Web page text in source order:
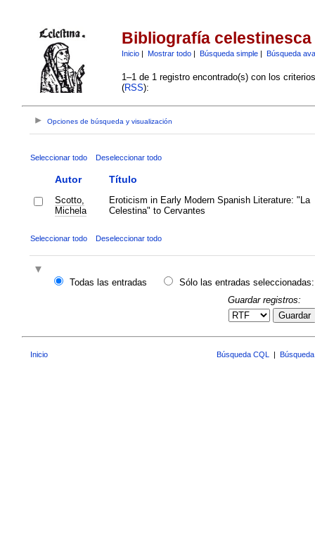
Bibliografía celestinesca
Inicio| Mostrar todo| Búsqueda simple| Búsqueda
1–1 de 1 registro encontrado(s) con los
(RSS):
Opciones de búsqueda y visualización
Seleccionar todo Deseleccionar todo
Autor Título
Scotto,
Michela
Eroticism in Early Modern Spanish Literature: "La
Celestina" to Cervantes
Seleccionar todo Deseleccionar todo
Todas las entradas
Sólo las entradas seleccionadas:
Guardar registros:
Guardar
Inicio Búsqueda CQL